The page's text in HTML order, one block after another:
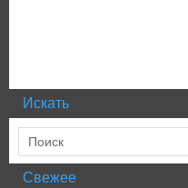
Искать
Свежее